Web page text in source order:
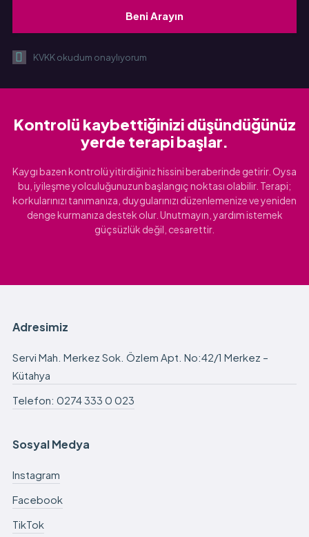
KVKK okudum onaylıyorum
Kontrolü kaybettiğinizi düşündüğünüz
yerde terapi başlar.
Kaygı bazen kontrolü yitirdiğiniz hissini beraberinde getirir. Oysa
bu, iyileşme yolculuğunuzun başlangıç noktası olabilir. Terapi;
korkularınızı tanımanıza, duygularınızı düzenlemenize ve yeniden
denge kurmanıza destek olur. Unutmayın, yardım istemek
güçsüzlük değil, cesarettir.
Adresimiz
Servi Mah. Merkez Sok. Özlem Apt. No:42/1 Merkez –
Kütahya
Telefon: 0274 333 0 023
Sosyal Medya
Instagram
Facebook
TikTok